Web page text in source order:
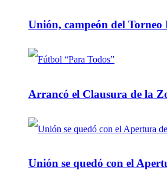
Unión, campeón del Torneo
Arrancó el Clausura de la
Unión se quedó con el